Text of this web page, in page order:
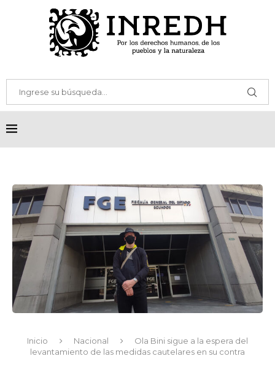
Inicio Nacional
Ola Bini sigue a la espera del
levantamiento de las medidas cautelares en su contra